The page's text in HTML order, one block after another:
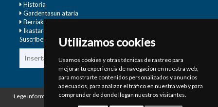
Utilizamos cookies
Usamos cookies y otras técnicas de rastreo para
mejorar tu experiencia de navegación en nuestra web,
para mostrarte contenidos personalizados y anuncios
adecuados, para analizar el tráfico en nuestra web y para
comprender de donde llegan nuestros visitantes.
Historia
Gardentasun ataria
Berriak
Ikastaroak
Suscríbete a nuestra newsletter y recibe noticias y novedades.
Bidali
Lege informazioa
Pribatutasun
politika
Cookie politika
Configurar
cookies